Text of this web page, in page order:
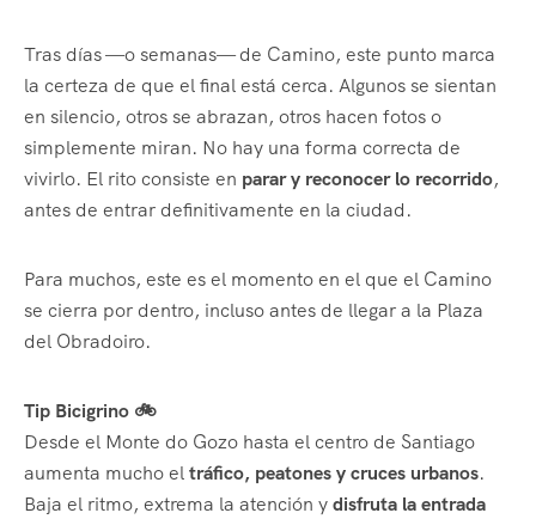
Tras días —o semanas— de Camino, este punto marca
la certeza de que el final está cerca. Algunos se sientan
en silencio, otros se abrazan, otros hacen fotos o
simplemente miran. No hay una forma correcta de
vivirlo. El rito consiste en parar y reconocer lo recorrido,
antes de entrar definitivamente en la ciudad.
Para muchos, este es el momento en el que el Camino
se cierra por dentro, incluso antes de llegar a la Plaza
del Obradoiro.
Tip Bicigrino 🚲
Desde el Monte do Gozo hasta el centro de Santiago
aumenta mucho eltráfico, peatones y cruces urbanos.
Baja el ritmo, extrema la atención ydisfruta la entrada